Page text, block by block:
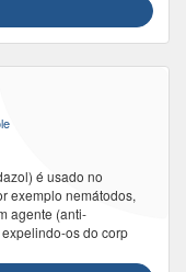
é usado no
exemplo nemátodos,
agente (anti-
os do corp